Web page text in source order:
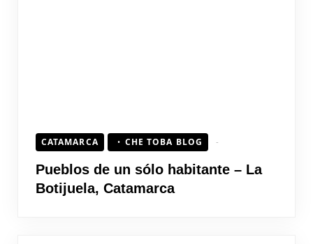
CATAMARCA CHE TOBA BLOG
Pueblos de un sólo habitante – La
Botijuela, Catamarca